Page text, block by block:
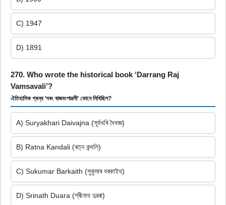
C) 1947
D) 1891
270. Who wrote the historical book ‘Darrang Raj
Vamsavali’?
ঐতিহাসিক গ্ৰন্থ ‘দৰং ৰাজবংশাৱলী’ কোনে লিখিছিল?
A) Suryakhari Daivajna (সূৰ্যখৰি দৈবজ্ঞ)
B) Ratna Kandali (ৰত্ন কন্দলি)
C) Sukumar Barkaith (সুকুমাৰ বৰকাইথ)
D) Srinath Duara (শ্ৰীনাথ দুৱৰা)